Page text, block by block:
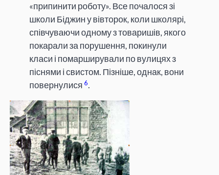
«припинити роботу». Все почалося зі
школи Біджин у вівторок, коли школярі,
співчуваючи одному з товаришів, якого
покарали за порушення, покинули
класи і помарширували по вулицях з
піснями і свистом. Пізніше, однак, вони
повернулися 6.